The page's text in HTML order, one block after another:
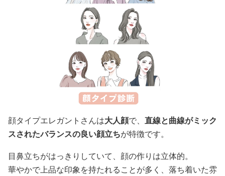
顔タイプエレガントさんは大人顔で、 直線と曲線がミック
スされたバランスの良い顔立ちが特徴です。
目鼻立ちがはっきりしていて、顔の作りは立体的。
華やかで上品な印象を持たれることが多く、落ち着いた雰